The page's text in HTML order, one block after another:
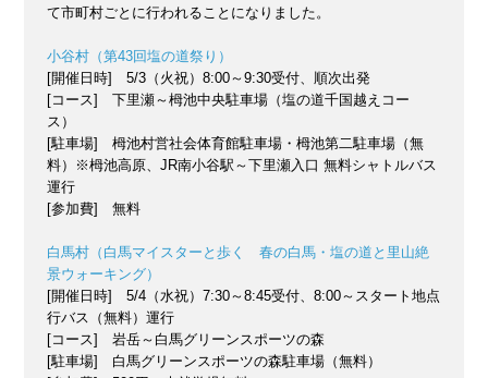
て市町村ごとに行われることになりました。
小谷村（第43回塩の道祭り）
[開催日時] 5/3（火祝）8:00～9:30受付、順次出発
[コース] 下里瀬～栂池中央駐車場（塩の道千国越えコー
ス）
[駐車場] 栂池村営社会体育館駐車場・栂池第二駐車場（無
料）※栂池高原、JR南小谷駅～下里瀬入口 無料シャトルバス
運行
[参加費] 無料
白馬村（白馬マイスターと歩く 春の白馬・塩の道と里山絶
景ウォーキング）
[開催日時] 5/4（水祝）7:30～8:45受付、8:00～スタート地点
行バス（無料）運行
[コース] 岩岳～白馬グリーンスポーツの森
[駐車場] 白馬グリーンスポーツの森駐車場（無料）